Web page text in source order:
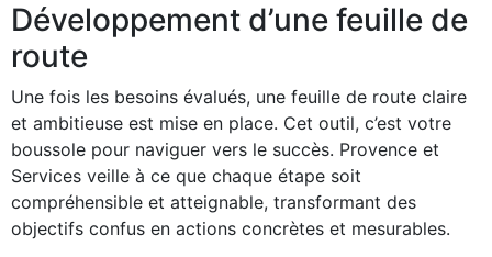
Développement d’une feuille de
route
Une fois les besoins évalués, une feuille de route claire
et ambitieuse est mise en place. Cet outil, c’est votre
boussole pour naviguer vers le succès. Provence et
Services veille à ce que chaque étape soit
compréhensible et atteignable, transformant des
objectifs confus en actions concrètes et mesurables.